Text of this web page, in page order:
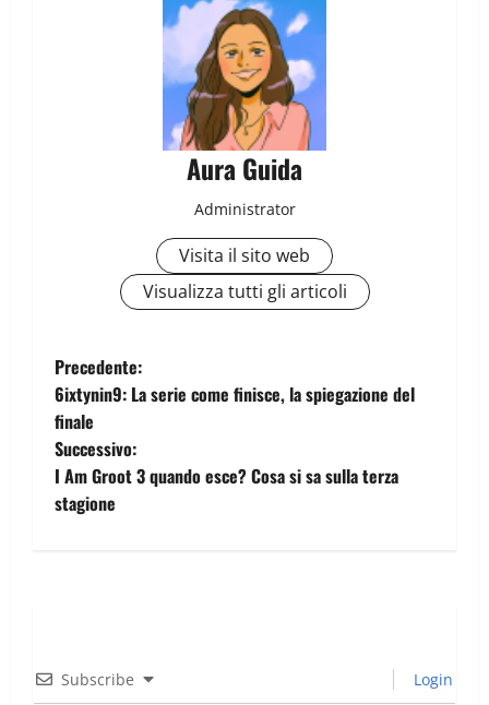
Aura Guida
Administrator
Visita il sito web
Visualizza tutti gli articoli
Precedente:
6ixtynin9: La serie come finisce, la spiegazione del
finale
Successivo:
I Am Groot 3 quando esce? Cosa si sa sulla terza
stagione
Subscribe Login